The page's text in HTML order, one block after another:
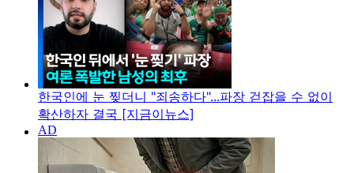
한국인에 눈 찢더니 "죄송하다"...파장 걷잡을 수 없이
확산하자 결국 [지금이뉴스]